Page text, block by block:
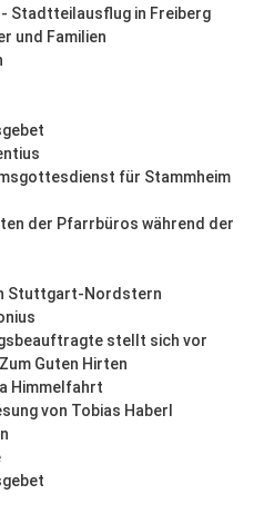
- Stadtteilausflug in Freiberg
und Familien
für Stammheim
der Pfarrbüros während der
Stuttgart-Nordstern
stellt sich vor
Guten Hirten
Himmelfahrt
von Tobias Haberl